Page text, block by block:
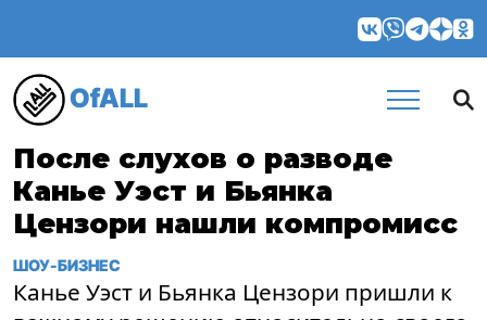
OfALL
После слухов о разводе
Канье Уэст и Бьянка
Цензори нашли компромисс
ШОУ-БИЗНЕС
Канье Уэст и Бьянка Цензори пришли к